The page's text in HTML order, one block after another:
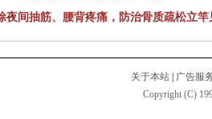
夜间抽筋、腰背疼痛，防治骨质疏松立竿
关于本站
广告服
Copyright (C)